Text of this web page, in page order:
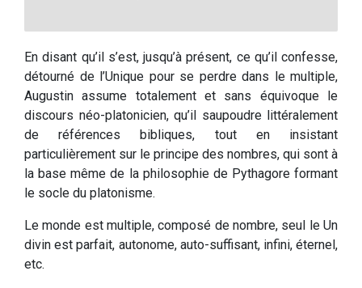
En disant qu’il s’est, jusqu’à présent, ce qu’il confesse,
détourné de l’Unique pour se perdre dans le multiple,
Augustin assume totalement et sans équivoque le
discours néo-platonicien, qu’il saupoudre littéralement
de références bibliques, tout en insistant
particulièrement sur le principe des nombres, qui sont à
la base même de la philosophie de Pythagore formant
le socle du platonisme.
Le monde est multiple, composé de nombre, seul le Un
divin est parfait, autonome, auto-suffisant, infini, éternel,
etc.